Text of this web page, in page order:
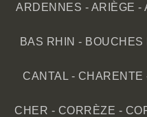
ARDENNES - ARIÈGE -
BAS RHIN - BOUCHES
CANTAL - CHARENTE
CHER - CORRÈZE -